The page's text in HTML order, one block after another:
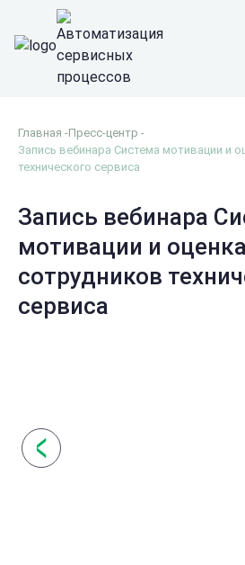
Главная Пресс-центр
Запись вебинара Система мотивации и
технического сервиса
Запись вебинара
мотивации и оценка
сотрудников
сервиса